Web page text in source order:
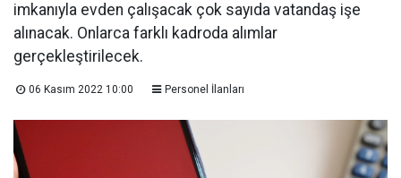
imkanıyla evden çalışacak çok sayıda vatandaş işe
alınacak. Onlarca farklı kadroda alımlar
gerçekleştirilecek.
06 Kasım 2022 10:00 Personel İlanları